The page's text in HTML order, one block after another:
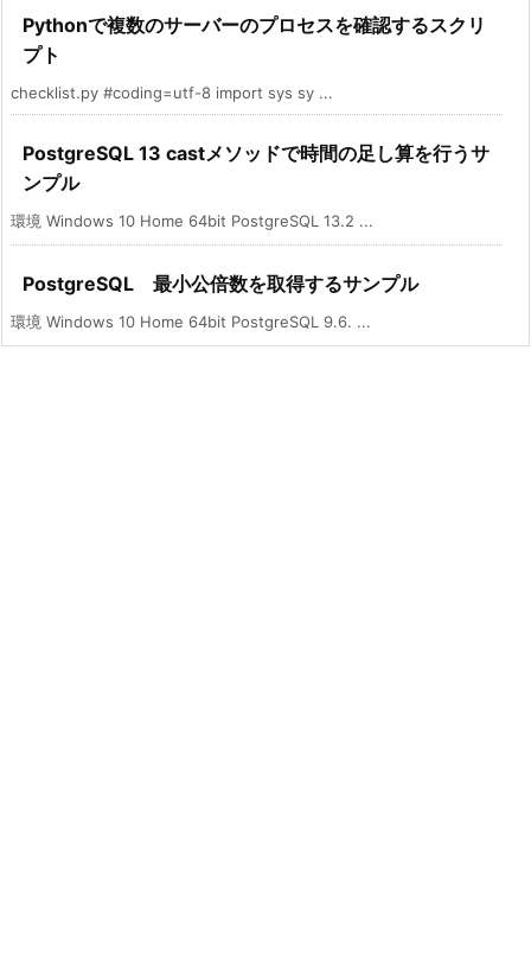
Pythonで複数のサーバーのプロセスを確認するスクリ
プト
checklist.py #coding=utf-8 import sys sy ...
PostgreSQL 13 castメソッドで時間の足し算を行うサ
ンプル
環境 Windows 10 Home 64bit PostgreSQL 13.2 ...
PostgreSQL 最小公倍数を取得するサンプル
環境 Windows 10 Home 64bit PostgreSQL 9.6. ...